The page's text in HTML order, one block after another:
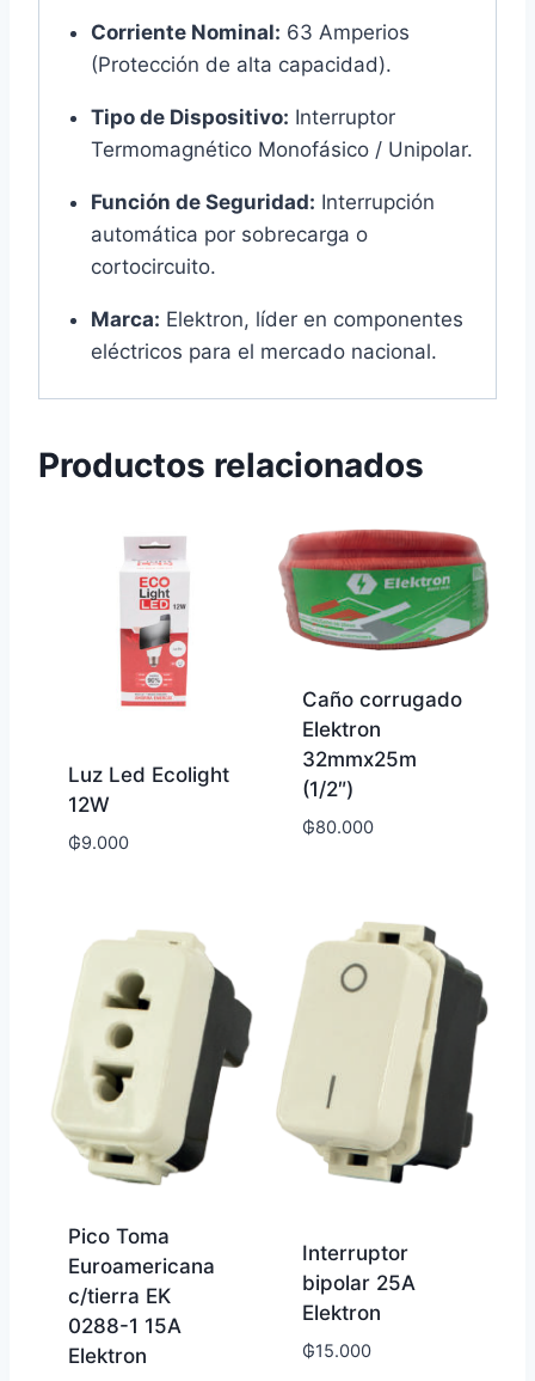
Corriente Nominal: 63 Amperios
(Protección de alta capacidad).
Tipo de Dispositivo: Interruptor
Termomagnético Monofásico / Unipolar.
Función de Seguridad: Interrupción
automática por sobrecarga o
cortocircuito.
Marca: Elektron, líder en componentes
eléctricos para el mercado nacional.
Productos relacionados
Luz Led Ecolight
12W
₲9.000
Caño corrugado
Elektron
32mmx25m
(1/2″)
₲80.000
Pico Toma
Euroamericana
c/tierra EK
0288-1 15A
Elektron
Interruptor
bipolar 25A
Elektron
₲15.000